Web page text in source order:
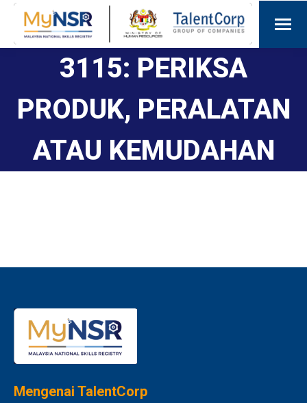
3115: PERIKSA
PRODUK, PERALATAN
ATAU KEMUDAHAN
Mengenai TalentCorp